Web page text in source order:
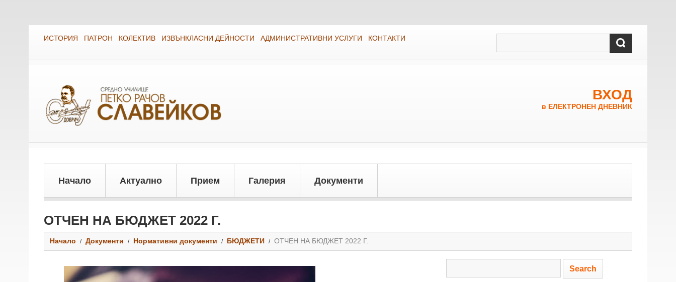
ИСТОРИЯ ПАТРОН КОЛЕКТИВ ИЗВЪНКЛАСНИ ДЕЙНОСТИ АДМИНИСТРАТИВНИ УСЛУГИ КОНТАКТИ
ВХОД
в ЕЛЕКТРОНЕН ДНЕВНИК
Начало Актуално Прием Галерия Документи
ОТЧЕН НА БЮДЖЕТ 2022 Г.
Начало Документи Нормативни документи БЮДЖЕТИ ОТЧЕН НА БЮДЖЕТ 2022 Г.